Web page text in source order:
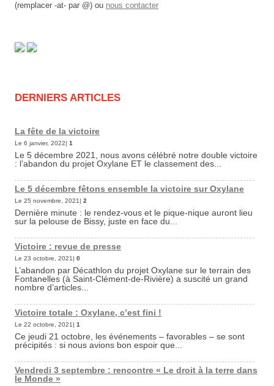
(remplacer -at- par @) ou nous contacter
DERNIERS ARTICLES
La fête de la victoire
Le 6 janvier, 2022| 1
Le 5 décembre 2021, nous avons célébré notre double victoire
: l’abandon du projet Oxylane ET le classement des...
Le 5 décembre fêtons ensemble la victoire sur Oxylane
Le 25 novembre, 2021| 2
Dernière minute : le rendez-vous et le pique-nique auront lieu
sur la pelouse de Bissy, juste en face du...
Victoire : revue de presse
Le 23 octobre, 2021| 0
L’abandon par Décathlon du projet Oxylane sur le terrain des
Fontanelles (à Saint-Clément-de-Rivière) a suscité un grand
nombre d’articles...
Victoire totale : Oxylane, c’est fini !
Le 22 octobre, 2021| 1
Ce jeudi 21 octobre, les événements – favorables – se sont
précipités : si nous avions bon espoir que...
Vendredi 3 septembre : rencontre « Le droit à la terre dans
le Monde »